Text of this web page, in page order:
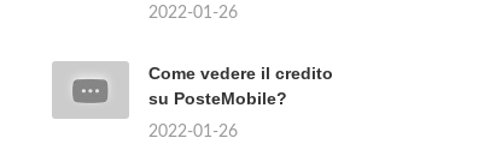
2022-01-26
Come vedere il credito
su PosteMobile?
2022-01-26